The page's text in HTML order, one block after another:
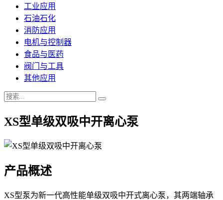
工业应用
石油石化
消防应用
电机与控制器
食品与医药
阀门与工具
其他应用
XS型单级双吸中开离心泵
产品概述
XS型泵为新一代高性能单级双吸中开式离心泵，其两端轴承